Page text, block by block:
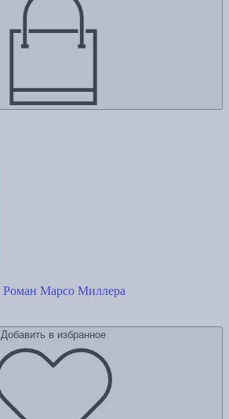
Роман Марсо Миллера
Добавить в избранное